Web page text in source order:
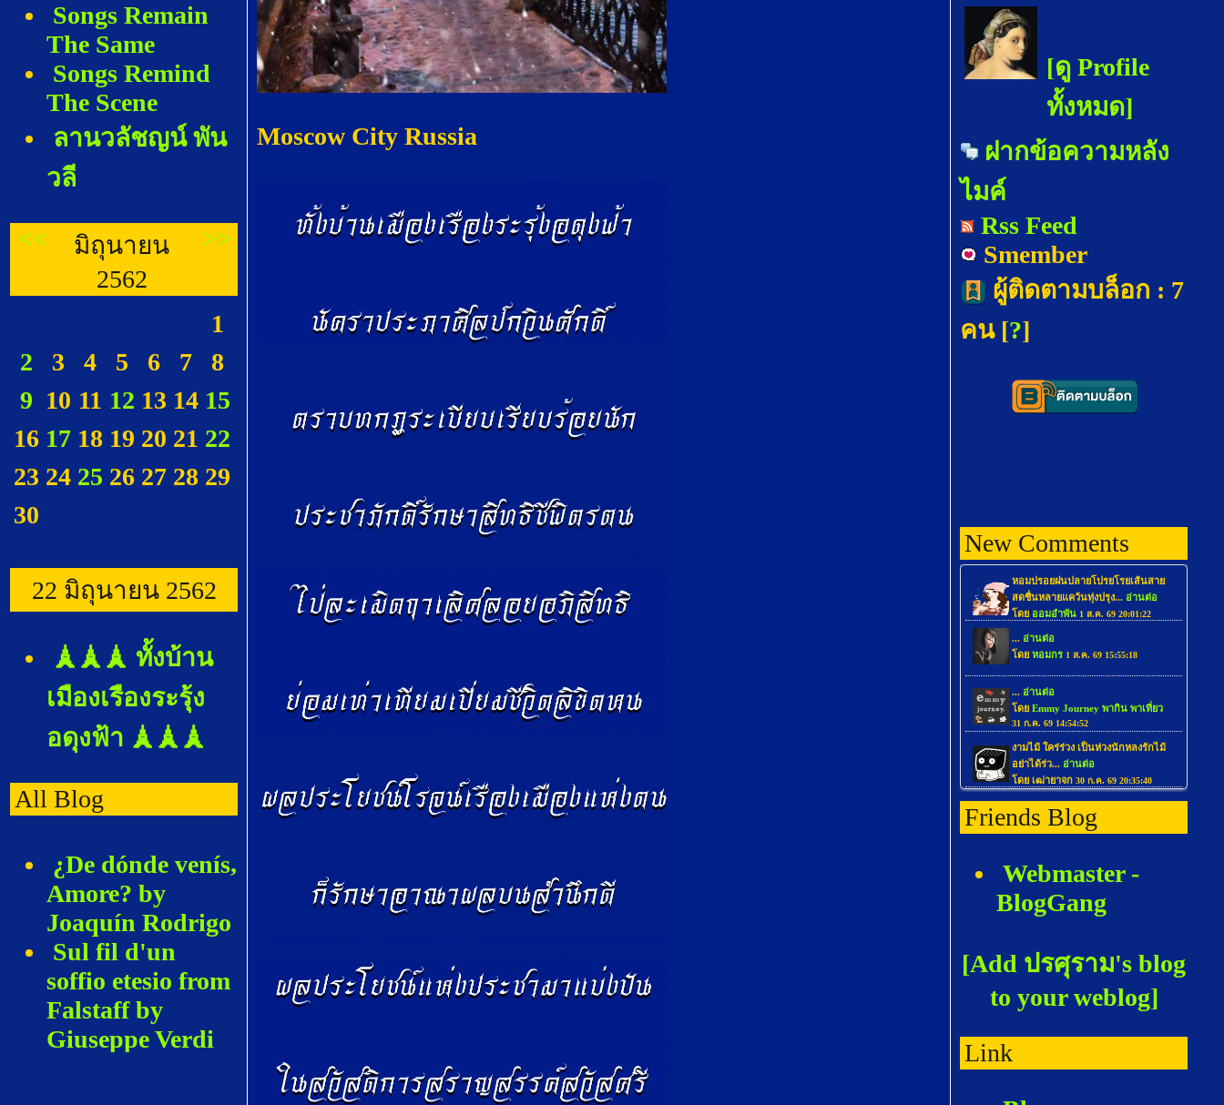
Songs Remain
The Same
Songs Remind
The Scene
ลานวลัชญน์ พัน
วลี
<<
มิถุนายน
2562
>>
1
2
3 4 5 6 7
8
9 10 11 12 13 14 15
16 17 18 19 20 21 22
23 24 25 26 27 28 29
30
22 มิถุนายน 2562
🗼🗼🗼 ทั้งบ้าน
เมืองเรืองระรุ้ง
อดุงฟ้า 🗼🗼🗼
All Blog
¿De dónde venís,
Amore? by
Joaquín Rodrigo
Sul fil d'un
soffio etesio from
Falstaff by
Giuseppe Verdi
Moscow City Russia
[ดู Profile
ทั้งหมด]
ฝากข้อความหลัง
ไมค์
Rss Feed
Smember
ผู้ติดตามบล็อก : 7
คน [?]
New Comments
Friends Blog
Webmaster -
BlogGang
[Add ปรศุราม's blog
to your weblog]
Link